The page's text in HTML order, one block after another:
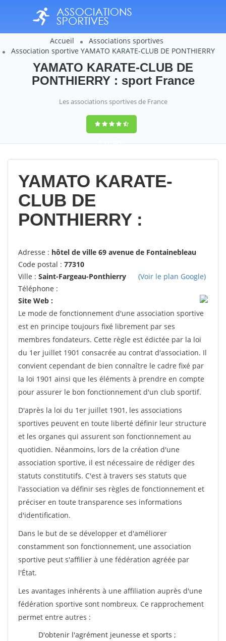
Accueil
Associations sportives
Association sportive YAMATO KARATE-CLUB DE PONTHIERRY
YAMATO KARATE-CLUB DE
PONTHIERRY : sport France
Les associations sportives de France
9,4(100%)
14358votes
YAMATO KARATE-
CLUB DE
PONTHIERRY :
Adresse : hôtel de ville 69 avenue de Fontainebleau
Code postal : 77310
Ville : Saint-Fargeau-Ponthierry
(Voir le plan Google)
Téléphone :
Site Web :
Le mode de fonctionnement d'une association sportive
est en principe toujours fixé librement par ses
membres fondateurs. Cette règle est édictée par la loi
du 1er juillet 1901 consacrée au contrat d'association. Il
convient cependant de bien connaître le cadre fixé par
la loi 1901 ainsi que les éléments à prendre en compte
pour assurer le bon fonctionnement d'un club sportif.
D'après la loi du 1er juillet 1901, les associations
sportives peuvent en toute liberté définir leur structure
et les organes qui assurent son fonctionnement au
quotidien. Néanmoins, lors de la création d'une
association sportive, il est nécessaire de rédiger des
statuts constitutifs. C'est à travers ses statuts que
l'association va définir ses règles de fonctionnement et
préciser en toute transparence ses informations
d'identification.
Dans le but de se développer et d'améliorer
constamment son fonctionnement, une association
sportive peut s'affilier à une fédération agréée par
l'État.
Les avantages inhérents à une affiliation auprès d'une
fédération sportive sont nombreux. Ce rapprochement
permet entre autres :
D'obtenir l'agrément jeunesse et sports ;